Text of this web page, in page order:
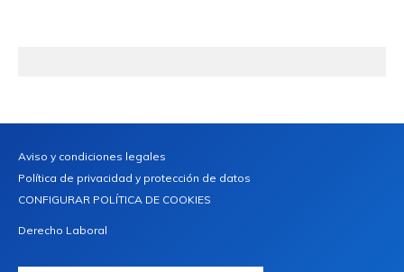
Aviso y condiciones legales
Política de privacidad y protección de datos
CONFIGURAR POLÍTICA DE COOKIES
Derecho Laboral